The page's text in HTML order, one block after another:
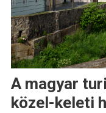
A magyar
közel-keleti